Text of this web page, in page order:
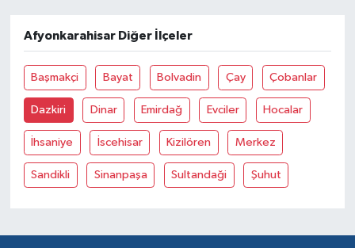
Afyonkarahisar Diğer İlçeler
Başmakçi Bayat Bolvadin Çay Çobanlar
Dazkiri Dinar Emirdağ Evciler Hocalar
İhsaniye İscehisar Kizilören Merkez
Sandikli Sinanpaşa Sultandaği Şuhut